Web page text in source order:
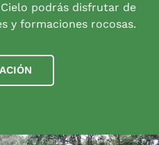
podrás disfrutar de
y formaciones rocosas.